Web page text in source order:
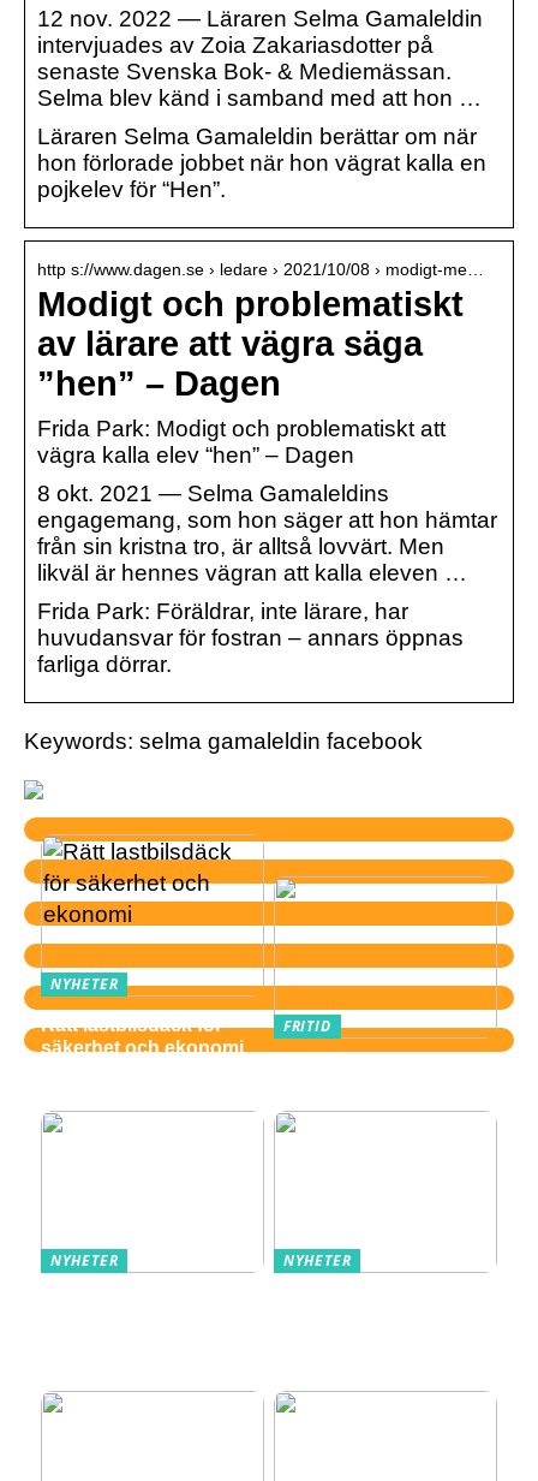
12 nov. 2022 — Läraren Selma Gamaleldin
intervjuades av Zoia Zakariasdotter på
senaste Svenska Bok- & Mediemässan.
Selma blev känd i samband med att hon …
Läraren Selma Gamaleldin berättar om när
hon förlorade jobbet när hon vägrat kalla en
pojkelev för “Hen”.
http s://www.dagen.se › ledare › 2021/10/08 › modigt-me…
Modigt och problematiskt
av lärare att vägra säga
”hen” – Dagen
Frida Park: Modigt och problematiskt att
vägra kalla elev “hen” – Dagen
8 okt. 2021 — Selma Gamaleldins
engagemang, som hon säger att hon hämtar
från sin kristna tro, är alltså lovvärt. Men
likväl är hennes vägran att kalla eleven …
Frida Park: Föräldrar, inte lärare, har
huvudansvar för fostran – annars öppnas
farliga dörrar.
Keywords: selma gamaleldin facebook
NYHETER
Rätt lastbilsdäck för
säkerhet och ekonomi
FRITID
NYHETER NYHETER